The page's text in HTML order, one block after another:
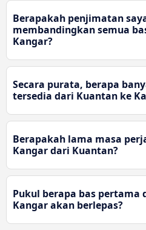
Berapakah penjimatan
membandingkan semua
Kangar?
Secara purata, berapa
tersedia dari Kuantan ke
Berapakah lama masa
Kangar dari Kuantan?
Pukul berapa bas pertama
Kangar akan berlepas?